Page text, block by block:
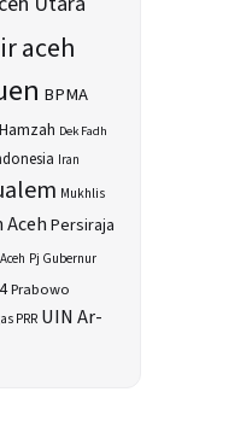
aceh
BPMA
Dek Fadh
Iran
Mukhlis
Persiraja
Pj Gubernur
Prabowo
PRR UIN Ar-